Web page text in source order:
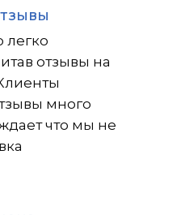
отзывы на
много
что мы не